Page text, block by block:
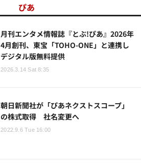
ぴあ
月刊エンタメ情報誌『とぶ!ぴあ』2026年
4月創刊、東宝「TOHO-ONE」と連携し
デジタル版無料提供
2026.3.14 Sat 8:35
朝日新聞社が「ぴあネクストスコープ」
の株式取得 社名変更へ
2022.9.6 Tue 16:00